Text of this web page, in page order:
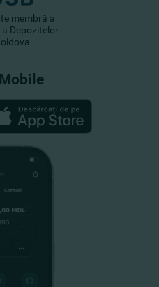
membră a
Depozitelor